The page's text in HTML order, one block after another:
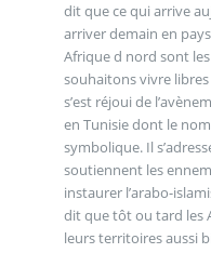
dit que ce qui arrive
arriver demain en
Afrique d nord sont
souhaitons vivre
s’est réjoui de
en Tunisie dont le
symbolique. Il
soutiennent les
instaurer l’arabo-
dit que tôt ou tard les
leurs territoires aussi